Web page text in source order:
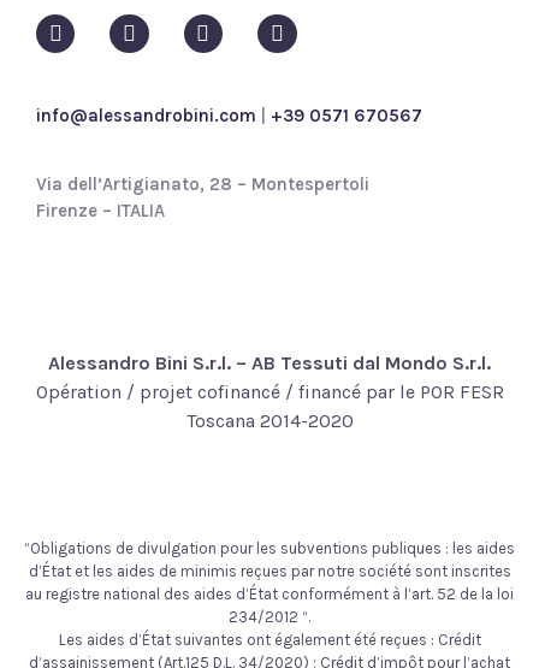
i
c
info@alessandrobini.com +39 0571 670567
Via dell’Artigianato, 28 – Montespertoli
Firenze – ITALIA
Alessandro Bini S.r.l. – AB Tessuti dal Mondo S.r.l.
Opération / projet cofinancé / financé par le POR FESR
Toscana 2014-2020
“Obligations de divulgation pour les subventions publiques : les aides
d’État et les aides de minimis reçues par notre société sont inscrites
au registre national des aides d’État conformément à l’art. 52 de la loi
234/2012 “.
Les aides d’État suivantes ont également été reçues : Crédit
d’assainissement (Art.125 D.L. 34/2020) ; Crédit d’impôt pour l’achat